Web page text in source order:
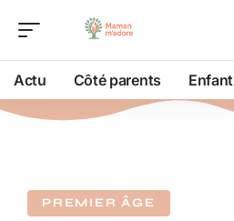
Actu Côté parents Enfant
PREMIER ÂGE